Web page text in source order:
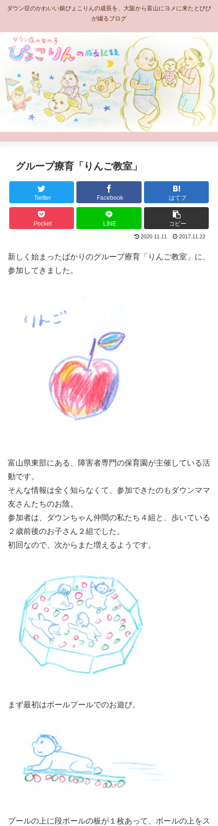
ダウン症のかわいい娘ぴょこりんの成長を、大阪から富山にヨメに来たとびび
が綴るブログ
グループ療育「りんご教室」
Twitter Facebook はてブ
Pocket LINE コピー
2020.11.11 2017.11.22
新しく始まったばかりのグループ療育「りんご教室」に、
参加してきました。
富山県東部にある、障害者専門の保育園が主催している活
動です。
そんな情報は全く知らなくて、参加できたのもダウンママ
友さんたちのお陰。
参加者は、ダウンちゃん仲間の私たち４組と、歩いている
２歳前後のお子さん２組でした。
初回なので、次からまた増えるようです。
まず最初はボールプールでのお遊び。
プールの上に段ボールの板が１枚あって、ボールの上をス